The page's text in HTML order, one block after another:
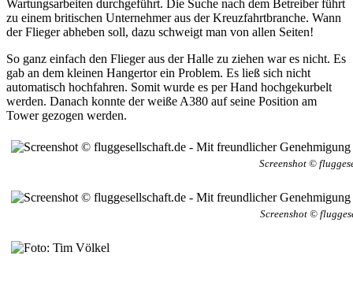
Wartungsarbeiten durchgeführt. Die Suche nach dem Betreiber führt
zu einem britischen Unternehmer aus der Kreuzfahrtbranche. Wann
der Flieger abheben soll, dazu schweigt man von allen Seiten!
So ganz einfach den Flieger aus der Halle zu ziehen war es nicht. Es
gab an dem kleinen Hangertor ein Problem. Es ließ sich nicht
automatisch hochfahren. Somit wurde es per Hand hochgekurbelt
werden. Danach konnte der weiße A380 auf seine Position am
Tower gezogen werden.
Screenshot ©
Screenshot ©